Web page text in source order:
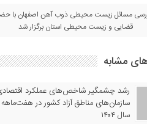
مسائل زیست محیطی ذوب آهن اصفهان با
قضایی و زیست محیطی استان برگزار شد
مشابه
رشد چشمگیر شاخص‌های عملکرد
سازمان‌های مناطق آزاد کشور در
سال ۱۴۰۴